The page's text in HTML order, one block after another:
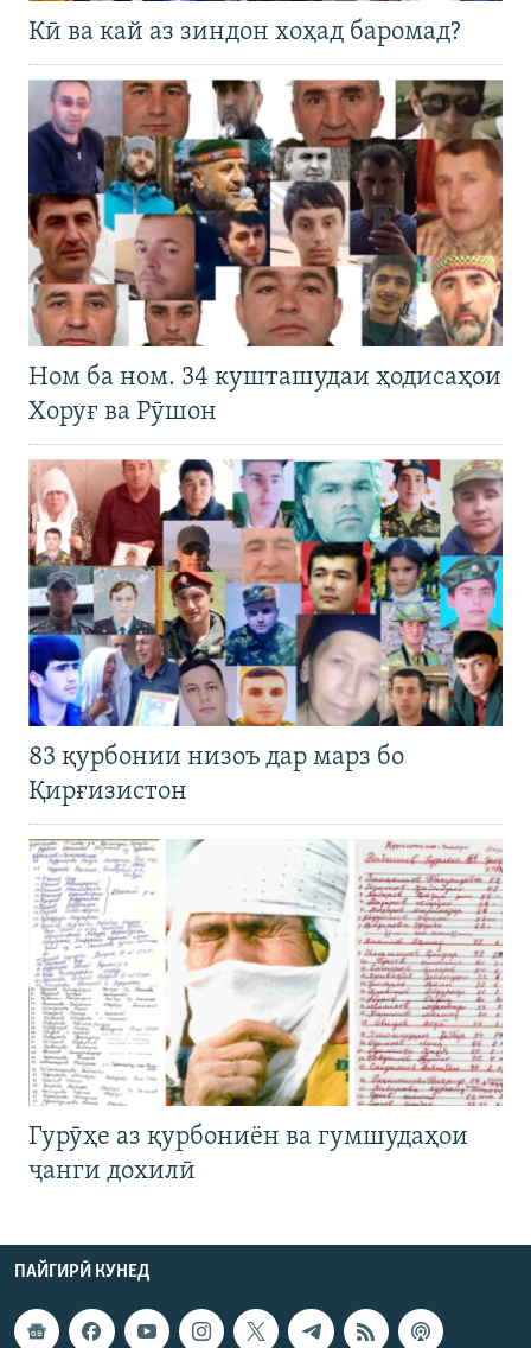
Кӣ ва кай аз зиндон хоҳад баромад?
Ном ба ном. 34 кушташудаи ҳодисаҳои
Хоруғ ва Рӯшон
83 қурбонии низоъ дар марз бо
Қирғизистон
Гурӯҳе аз қурбониён ва гумшудаҳои
ҷанги дохилӣ
ПАЙГИРӢ КУНЕД